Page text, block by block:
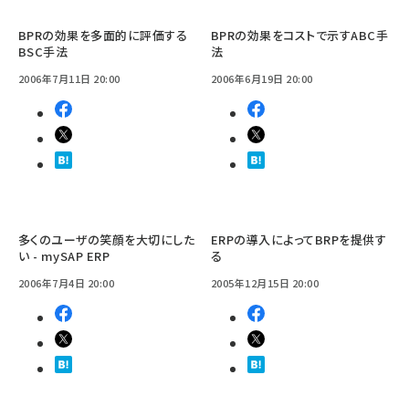
BPRの効果を多面的に評価する
BSC手法
2006年7月11日 20:00
BPRの効果をコストで示すABC手
法
2006年6月19日 20:00
多くのユーザの笑顔を大切にした
い - mySAP ERP
2006年7月4日 20:00
ERPの導入によってBRPを提供す
る
2005年12月15日 20:00